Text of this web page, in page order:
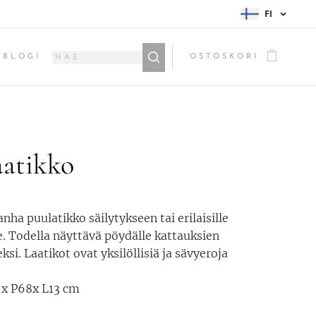
FI
BLOGI OSTOSKORI
puulatikko säilytykseen tai erilaisille
Todella näyttävä pöydälle kattauksien
Laatikot ovat yksilöllisiä ja sävyeroja
P68x L13 cm